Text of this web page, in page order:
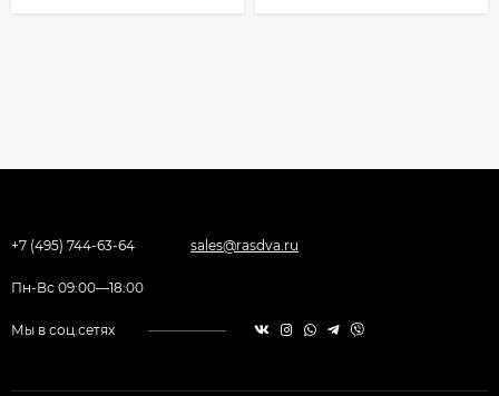
+7 (495) 744-63-64 sales@rasdva.ru
Пн-Вс 09:00—18:00
Мы в соц.сетях